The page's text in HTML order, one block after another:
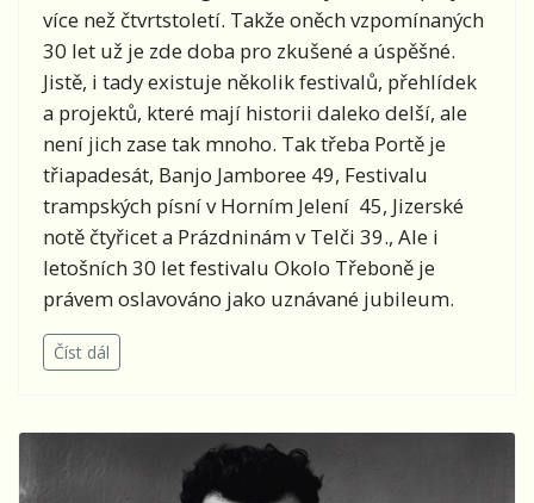
více než čtvrtstoletí. Takže oněch vzpomínaných
30 let už je zde doba pro zkušené a úspěšné.
Jistě, i tady existuje několik festivalů, přehlídek
a projektů, které mají historii daleko delší, ale
není jich zase tak mnoho. Tak třeba Portě je
třiapadesát, Banjo Jamboree 49, Festivalu
trampských písní v Horním Jelení 45, Jizerské
notě čtyřicet a Prázdninám v Telči 39., Ale i
letošních 30 let festivalu Okolo Třeboně je
právem oslavováno jako uznávané jubileum.
Číst dál